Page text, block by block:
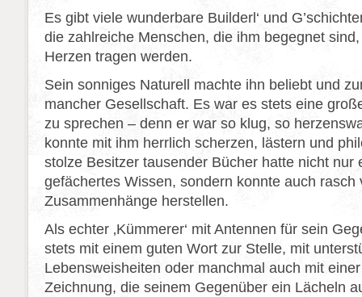
Es gibt viele wunderbare Builderl‘ und
die zahlreiche Menschen, die ihm begegnet
Herzen tragen werden.
Sein sonniges Naturell machte ihn beliebt und
mancher Gesellschaft. Es war es stets eine
zu sprechen – denn er war so klug, so
konnte mit ihm herrlich scherzen, lästern und
stolze Besitzer tausender Bücher hatte nicht nur
gefächertes Wissen, sondern konnte auch rasch
Zusammenhänge herstellen.
Als echter ‚Kümmerer‘ mit Antennen für sein
stets mit einem guten Wort zur Stelle, mit
Lebensweisheiten oder manchmal auch mit
Zeichnung, die seinem Gegenüber ein Lächeln